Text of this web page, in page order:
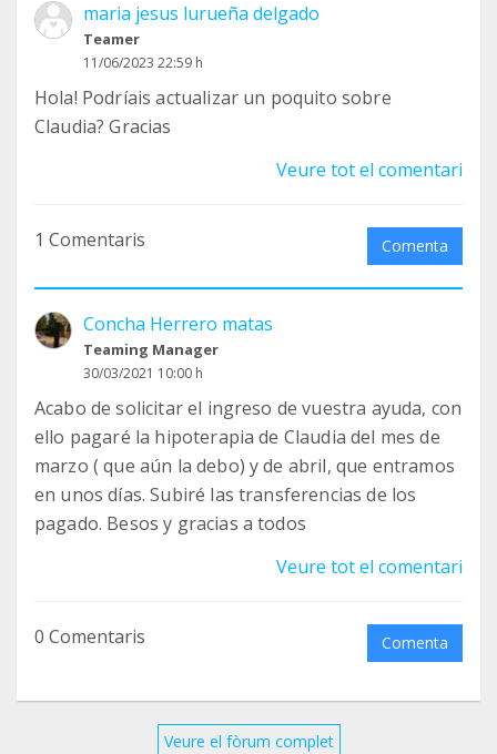
maria jesus lurueña delgado
Teamer
11/06/2023 22:59 h
Hola! Podríais actualizar un poquito sobre
Claudia? Gracias
Veure tot el comentari
1 Comentaris Comenta
Concha Herrero matas
Teaming Manager
30/03/2021 10:00 h
Acabo de solicitar el ingreso de vuestra ayuda, con
ello pagaré la hipoterapia de Claudia del mes de
marzo ( que aún la debo) y de abril, que entramos
en unos días. Subiré las transferencias de los
pagado. Besos y gracias a todos
Veure tot el comentari
0 Comentaris Comenta
Veure el fòrum complet